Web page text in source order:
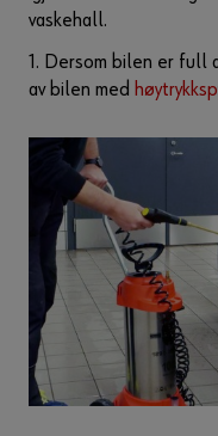
vaskehall.
1. Dersom bilen er full
av bilen med